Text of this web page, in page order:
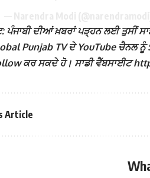
ਪੰਜਾਬੀ ਦੀਆਂ ਖ਼ਬਰਾਂ ਪੜ੍ਹਨ ਲਈ ਤੁਸੀਂ
Punjab TV ਦੇ YouTube ਚੈਨਲ
ਕਰ ਸਕਦੇ ਹੋ। ਸਾਡੀ ਵੈੱਬਸਾਈਟ
Article